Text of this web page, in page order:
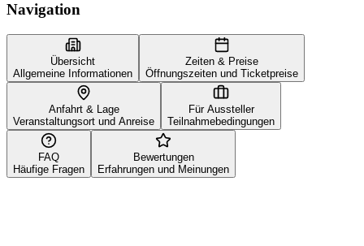
Navigation
Übersicht
Allgemeine Informationen
Zeiten & Preise
Öffnungszeiten und Ticketpreise
Anfahrt & Lage
Veranstaltungsort und Anreise
Für Aussteller
Teilnahmebedingungen
FAQ
Häufige Fragen
Bewertungen
Erfahrungen und Meinungen